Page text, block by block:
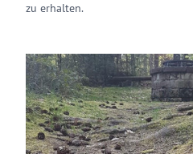
zu erhalten.